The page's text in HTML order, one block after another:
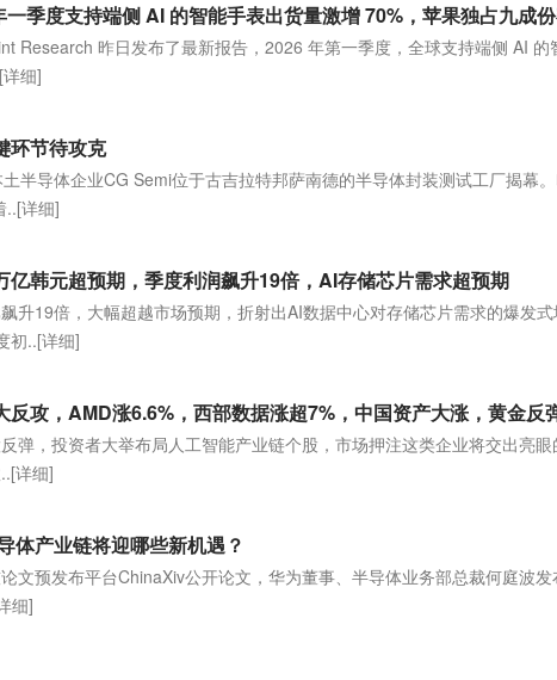
季度支持端侧 AI 的智能手表出货量激增 70%，苹果独占九成
Research 昨日发布了最新报告，2026 年第一季度，全球支持端侧 AI 的
[详细]
环节待攻克
半导体企业CG Semi位于古吉拉特邦萨南德的半导体封装测试工厂揭幕
..[详细]
亿韩元超预期，季度利润飙升19倍，AI存储芯片需求超预期
升19倍，大幅超越市场预期，折射出AI数据中心对存储芯片需求的爆发
初..[详细]
反攻，AMD涨6.6%，西部数据涨超7%，中国资产大涨，黄金反
弹，投资者大举布局人工智能产业链个股，市场押注这类企业将交出亮
[详细]
体产业链将迎哪些新机遇？
文预发布平台ChinaXiv公开论文，华为董事、半导体业务部总裁何庭波发
细]